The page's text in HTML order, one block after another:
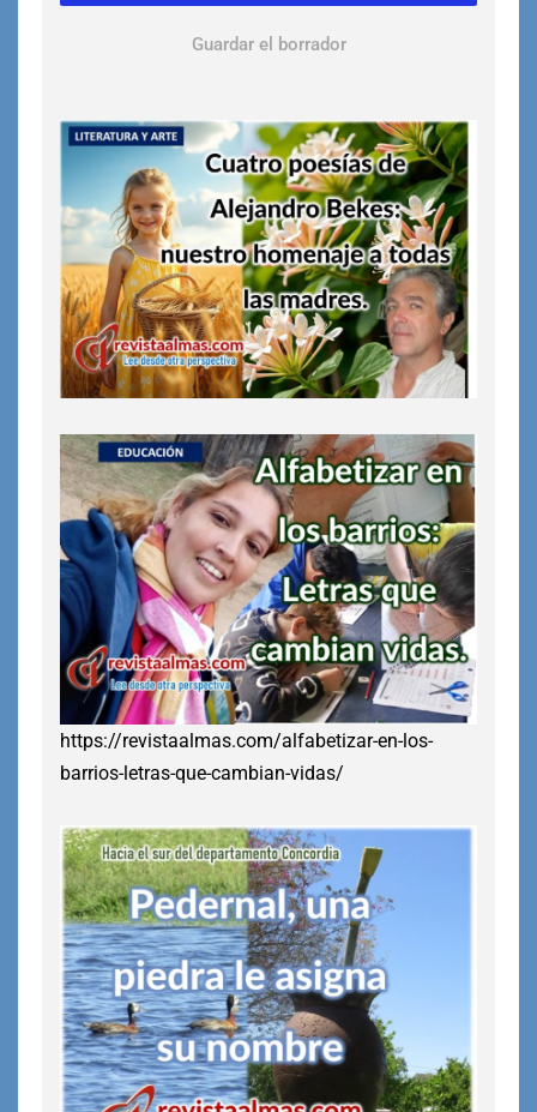
Guardar el borrador
https://revistaalmas.com/alfabetizar-en-los-
barrios-letras-que-cambian-vidas/